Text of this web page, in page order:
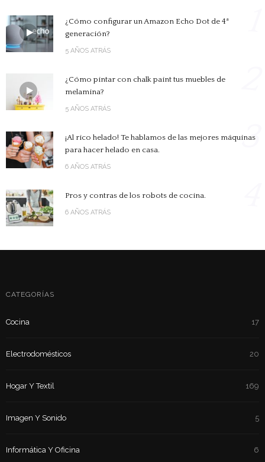
¿Cómo configurar un Amazon Echo Dot de 4ª
generación?
5 AÑOS ATRÁS
¿Cómo pintar con chalk paint tus muebles de
melamina?
5 AÑOS ATRÁS
¡Al rico helado! Te hablamos de las mejores máquinas
para hacer helado en casa.
6 AÑOS ATRÁS
3
Pros y contras de los robots de cocina.
6 AÑOS ATRÁS
CATEGORÍAS
Cocina 17
Electrodomésticos 20
Hogar Y Textil 169
Imagen Y Sonido 5
Informática Y Oficina 6